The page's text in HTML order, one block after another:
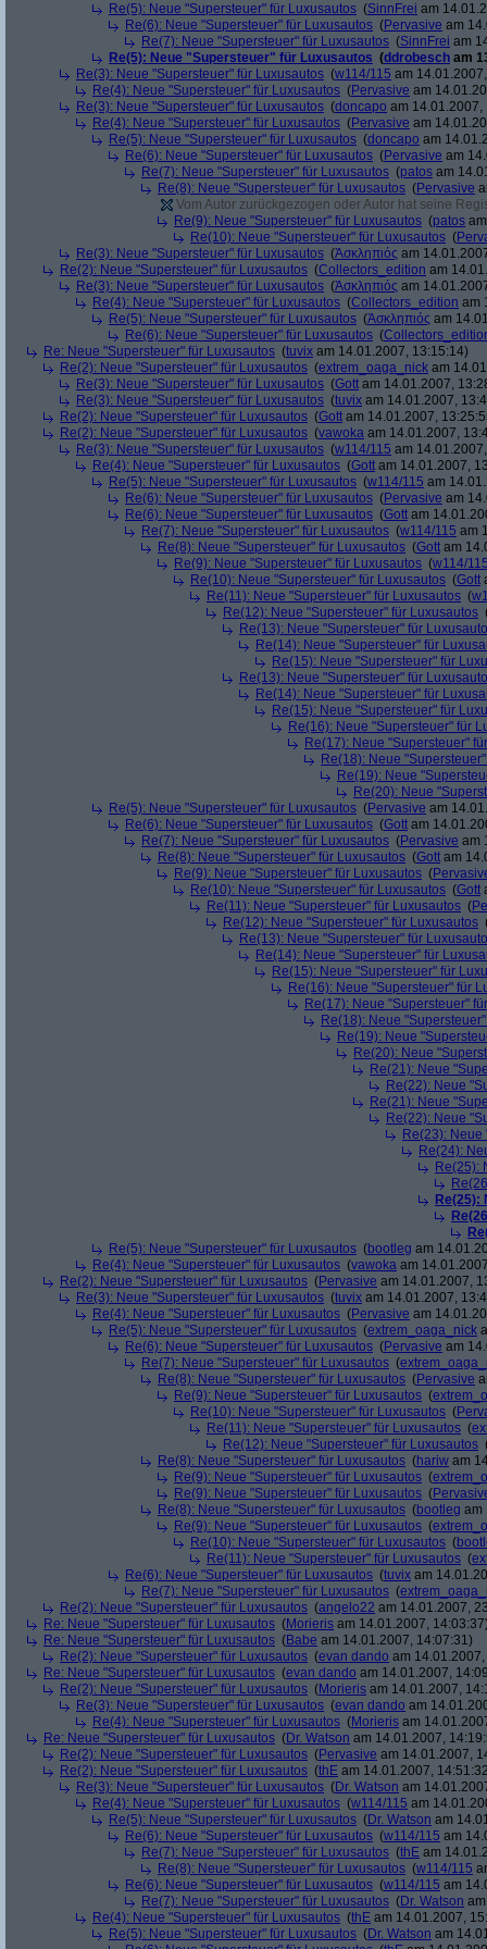
Re(5): Neue "Supersteuer" für Luxusautos (SinnFrei am
Re(6): Neue "Supersteuer" für Luxusautos (Pervasive am
Re(7): Neue "Supersteuer" für Luxusautos (SinnFrei am
Re(5): Neue "Supersteuer" für Luxusautos (ddrobesch am
Re(3): Neue "Supersteuer" für Luxusautos (w114/115 am
Re(4): Neue "Supersteuer" für Luxusautos (Pervasive am
Re(3): Neue "Supersteuer" für Luxusautos (doncapo am 14.01.2007,
Re(4): Neue "Supersteuer" für Luxusautos (Pervasive am
Re(5): Neue "Supersteuer" für Luxusautos (doncapo am
Re(6): Neue "Supersteuer" für Luxusautos (Pervasive am
Re(7): Neue "Supersteuer" für Luxusautos (patos am
Re(8): Neue "Supersteuer" für Luxusautos (Pervasive
Vom Autor zurückgezogen oder Autor hat seine
Re(9): Neue "Supersteuer" für Luxusautos (patos
Re(10): Neue "Supersteuer" für Luxusautos (
Re(3): Neue "Supersteuer" für Luxusautos (Ἀσκληπιός am
Re(2): Neue "Supersteuer" für Luxusautos (Collectors_edition am
Re(3): Neue "Supersteuer" für Luxusautos (Ἀσκληπιός am
Re(4): Neue "Supersteuer" für Luxusautos (Collectors_edition am
Re(5): Neue "Supersteuer" für Luxusautos (Ἀσκληπιός am
Re(6): Neue "Supersteuer" für Luxusautos (
Re: Neue "Supersteuer" für Luxusautos (tuvix am 14.01.2007, 13:15:14)
Re(2): Neue "Supersteuer" für Luxusautos (extrem_oaga_nick am
Re(3): Neue "Supersteuer" für Luxusautos (Gott am 14.01.2007,
Re(3): Neue "Supersteuer" für Luxusautos (tuvix am 14.01.2007,
Re(2): Neue "Supersteuer" für Luxusautos (Gott am 14.01.2007,
Re(2): Neue "Supersteuer" für Luxusautos (vawoka am 14.01.2007,
Re(3): Neue "Supersteuer" für Luxusautos (w114/115 am
Re(4): Neue "Supersteuer" für Luxusautos (Gott am 14.01.2007,
Re(5): Neue "Supersteuer" für Luxusautos (w114/115 am
Re(6): Neue "Supersteuer" für Luxusautos (Pervasive am
Re(6): Neue "Supersteuer" für Luxusautos (Gott am
Re(7): Neue "Supersteuer" für Luxusautos (w114/115 am
Re(8): Neue "Supersteuer" für Luxusautos (Gott am
Re(9): Neue "Supersteuer" für Luxusautos (w114/
Re(10): Neue "Supersteuer" für Luxusautos (Gott
Re(11): Neue "Supersteuer" für Luxusautos (
Re(12): Neue "Supersteuer" für Luxusautos
Re(13): Neue "Supersteuer" für
Re(14): Neue "Supersteuer" für
Re(15): Neue "Supersteuer" für
Re(13): Neue "Supersteuer" für
Re(14): Neue "Supersteuer" für
Re(15): Neue "Supersteuer" für
Re(16): Neue "Supersteuer" für
Re(17): Neue "Supersteuer"
Re(18): Neue
Re(19): Neue
Re(20): Neue
Re(5): Neue "Supersteuer" für Luxusautos (Pervasive am
Re(6): Neue "Supersteuer" für Luxusautos (Gott am
Re(7): Neue "Supersteuer" für Luxusautos (Pervasive am
Re(8): Neue "Supersteuer" für Luxusautos (Gott am
Re(9): Neue "Supersteuer" für Luxusautos (
Re(10): Neue "Supersteuer" für Luxusautos (Gott
Re(11): Neue "Supersteuer" für Luxusautos (
Re(12): Neue "Supersteuer" für Luxusautos
Re(13): Neue "Supersteuer" für
Re(14): Neue "Supersteuer" für
Re(15): Neue "Supersteuer" für
Re(16): Neue "Supersteuer" für
Re(17): Neue "Supersteuer"
Re(18): Neue
Re(19): Neue
Re(20): Neue
Re(21): Neue
Re(22): Neue
Re(21): Neue
Re(22): Neue
Re(23):
Re(24):
Re(25):
Re(25):
Re(5): Neue "Supersteuer" für Luxusautos (bootleg am
Re(4): Neue "Supersteuer" für Luxusautos (vawoka am
Re(2): Neue "Supersteuer" für Luxusautos (Pervasive am 14.01.2007,
Re(3): Neue "Supersteuer" für Luxusautos (tuvix am 14.01.2007,
Re(4): Neue "Supersteuer" für Luxusautos (Pervasive am
Re(5): Neue "Supersteuer" für Luxusautos (extrem_oaga_nick
Re(6): Neue "Supersteuer" für Luxusautos (Pervasive am
Re(7): Neue "Supersteuer" für Luxusautos (
Re(8): Neue "Supersteuer" für Luxusautos (Pervasive
Re(9): Neue "Supersteuer" für Luxusautos (
Re(10): Neue "Supersteuer" für Luxusautos (
Re(11): Neue "Supersteuer" für Luxusautos (
Re(12): Neue "Supersteuer" für Luxusautos
Re(8): Neue "Supersteuer" für Luxusautos (hariw am
Re(9): Neue "Supersteuer" für Luxusautos (
Re(9): Neue "Supersteuer" für Luxusautos (
Re(8): Neue "Supersteuer" für Luxusautos (bootleg am
Re(9): Neue "Supersteuer" für Luxusautos (
Re(10): Neue "Supersteuer" für Luxusautos (
Re(11): Neue "Supersteuer" für Luxusautos (
Re(6): Neue "Supersteuer" für Luxusautos (tuvix am
Re(7): Neue "Supersteuer" für Luxusautos (
Re(2): Neue "Supersteuer" für Luxusautos (angelo22 am 14.01.2007,
Re: Neue "Supersteuer" für Luxusautos (Morieris am 14.01.2007,
Re: Neue "Supersteuer" für Luxusautos (Babe am 14.01.2007, 14:07:31)
Re(2): Neue "Supersteuer" für Luxusautos (evan dando am
Re: Neue "Supersteuer" für Luxusautos (evan dando am 14.01.2007,
Re(2): Neue "Supersteuer" für Luxusautos (Morieris am 14.01.2007,
Re(3): Neue "Supersteuer" für Luxusautos (evan dando am
Re(4): Neue "Supersteuer" für Luxusautos (Morieris am
Re: Neue "Supersteuer" für Luxusautos (Dr. Watson am 14.01.2007,
Re(2): Neue "Supersteuer" für Luxusautos (Pervasive am 14.01.2007,
Re(2): Neue "Supersteuer" für Luxusautos (thE am 14.01.2007,
Re(3): Neue "Supersteuer" für Luxusautos (Dr. Watson am
Re(4): Neue "Supersteuer" für Luxusautos (w114/115 am
Re(5): Neue "Supersteuer" für Luxusautos (Dr. Watson am
Re(6): Neue "Supersteuer" für Luxusautos (w114/115 am
Re(7): Neue "Supersteuer" für Luxusautos (thE am
Re(8): Neue "Supersteuer" für Luxusautos (w114/115
Re(6): Neue "Supersteuer" für Luxusautos (w114/115 am
Re(7): Neue "Supersteuer" für Luxusautos (Dr. Watson
Re(4): Neue "Supersteuer" für Luxusautos (thE am 14.01.2007,
Re(5): Neue "Supersteuer" für Luxusautos (Dr. Watson am